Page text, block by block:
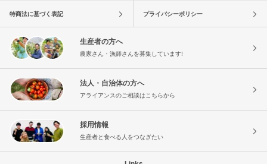
特商法に基づく表記 プライバシーポリシー
生産者の方へ
農家さん・漁師さんを募集しています!
法人・自治体の方へ
アライアンスのご相談はこちらから
採用情報
生産者と食べる人をつなぎたい